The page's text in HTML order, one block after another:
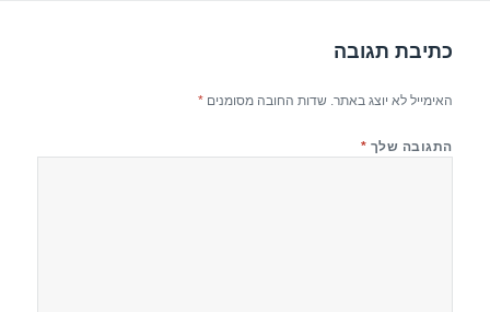
k
כתיבת תגובה
האימייל לא יוצג באתר. שדות החובה מסומנים*
התגובה שלך *